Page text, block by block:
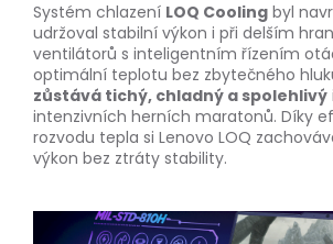
Systém chlazení LOQ Cooling byl
udržoval stabilní výkon i při delším
ventilátorů s inteligentním řízením
optimální teplotu bez zbytečného
zůstává tichý, chladný a spolehlivý
intenzivních herních maratonů. Díky
rozvodu tepla si Lenovo LOQ
výkon bez ztráty stability.